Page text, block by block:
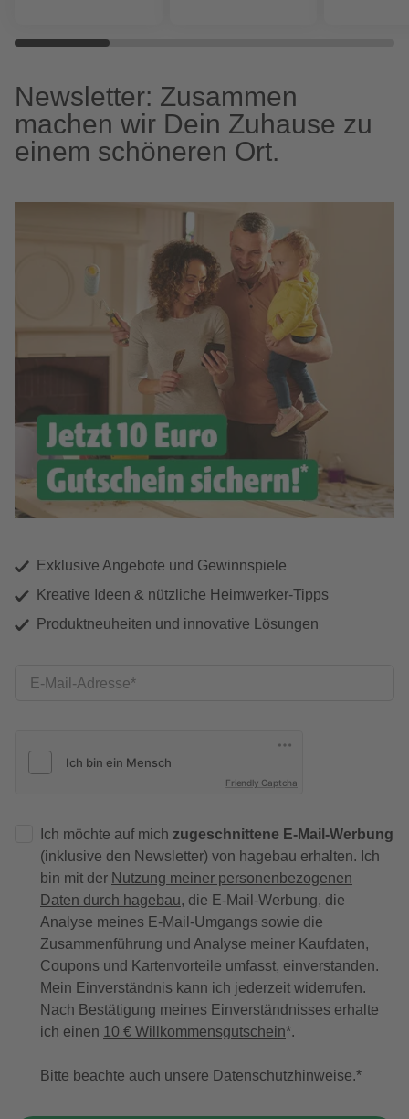
Newsletter: Zusammen
machen wir Dein Zuhause zu
einem schöneren Ort.
Exklusive Angebote und Gewinnspiele
Kreative Ideen & nützliche Heimwerker-Tipps
Produktneuheiten und innovative Lösungen
E-Mail-Adresse
Friendly Captcha
Ich möchte auf mich zugeschnittene E-Mail-Werbung
(inklusive den Newsletter) von hagebau erhalten. Ich
bin mit der Nutzung meiner personenbezogenen
Daten durch hagebau, die E-Mail-Werbung, die
Analyse meines E-Mail-Umgangs sowie die
Zusammenführung und Analyse meiner Kaufdaten,
Coupons und Kartenvorteile umfasst, einverstanden.
Mein Einverständnis kann ich jederzeit widerrufen.
Nach Bestätigung meines Einverständnisses erhalte
ich einen 10 € Willkommensgutschein*.
Bitte beachte auch unsere Datenschutzhinweise.